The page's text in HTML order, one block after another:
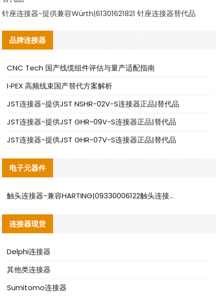
针座连接器-提供兼容Würth|61301621821 针座连接器替代品
品牌连接器
CNC Tech 国产线缆组件评估与量产适配指南
I‑PEX 高频线束国产替代方案解析
JST连接器-提供JST NSHR-02V-S连接器正品|替代品
JST连接器-提供JST GHR-09V-S连接器正品|替代品
JST连接器-提供JST GHR-07V-S连接器正品|替代品
电子元器件
触头连接器-兼容HARTING|09330006122触头连接器替代品说明
连接器现货
Delphi连接器
其他类连接器
Sumitomo连接器